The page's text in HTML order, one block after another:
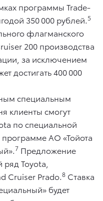
программы Trade-
350 000 рублей.5
флагманского
200 производства
за исключением
достигать 400 000
специальным
клиенты смогут
по специальной
АО «Тойота
7 Предложение
ряд Toyota,
Cruiser Prado.8 Ставка
будет